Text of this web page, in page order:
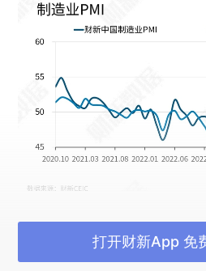
关联数据：财新中国制
打开财新App 免